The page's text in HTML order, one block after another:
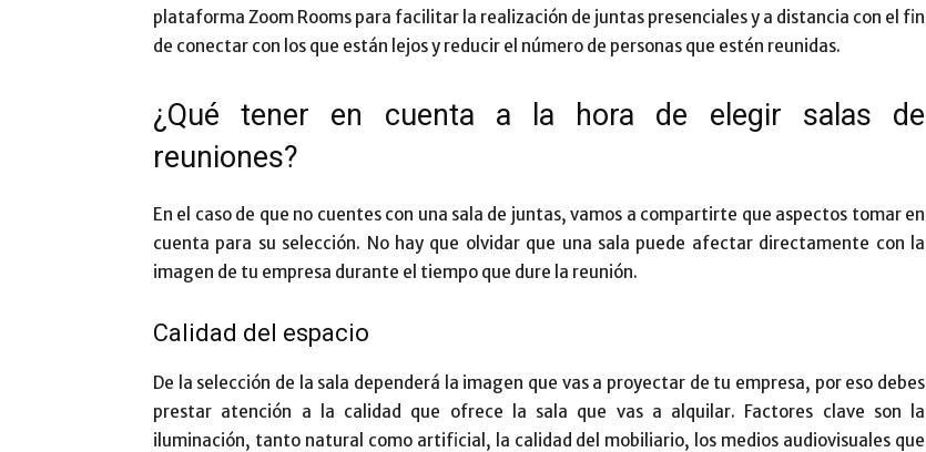
plataforma Zoom Rooms para facilitar la realización de juntas presenciales y a distancia con el fin
de conectar con los que están lejos y reducir el número de personas que estén reunidas.
¿Qué tener en cuenta a la hora de elegir salas de
reuniones?
En el caso de que no cuentes con una sala de juntas, vamos a compartirte que aspectos tomar en
cuenta para su selección. No hay que olvidar que una sala puede afectar directamente con la
imagen de tu empresa durante el tiempo que dure la reunión.
Calidad del espacio
De la selección de la sala dependerá la imagen que vas a proyectar de tu empresa, por eso debes
prestar atención a la calidad que ofrece la sala que vas a alquilar. Factores clave son la
iluminación, tanto natural como artificial, la calidad del mobiliario, los medios audiovisuales que